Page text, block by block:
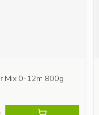
Mix 0-12m 800g